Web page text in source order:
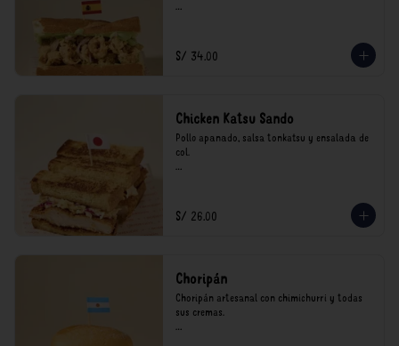
consumo.
S/ 34.00
Chicken Katsu Sando
Pollo apanado, salsa tonkatsu y ensalada de
col.
consumo.
S/ 26.00
Choripán
Choripán artesanal con chimichurri y todas
sus cremas.